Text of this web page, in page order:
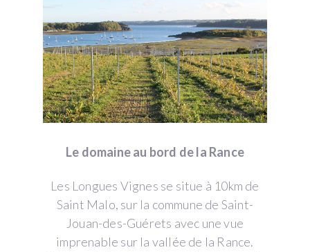
Le domaine au bord de la Rance
Les Longues Vignes se situe à 10km de
Saint Malo, sur la commune de Saint-
Jouan-des-Guérets avec une vue
imprenable sur la vallée de la Rance.